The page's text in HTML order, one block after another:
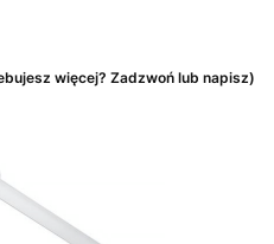
więcej? Zadzwoń lub napisz)